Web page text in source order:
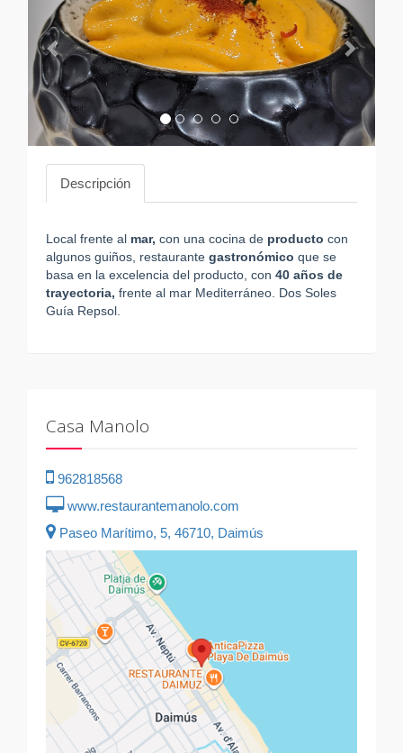
Descripción
Local frente al mar, con una cocina de producto con
algunos guiños, restaurante gastronómico que se
basa en la excelencia del producto, con 40 años de
trayectoria, frente al mar Mediterráneo. Dos Soles
Guía Repsol.
Casa Manolo
962818568
www.restaurantemanolo.com
Paseo Marítimo, 5, 46710, Daimús